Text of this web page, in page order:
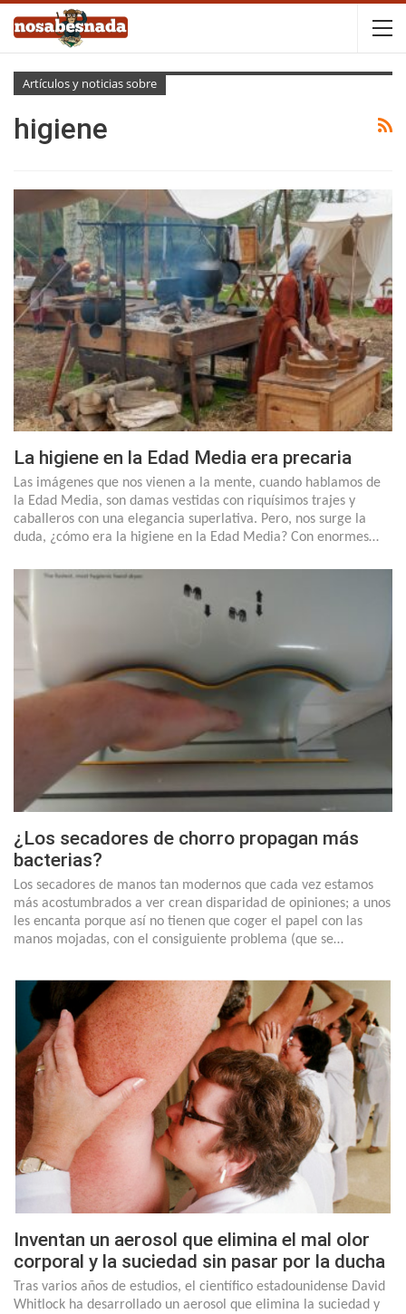
Artículos y noticias sobre
higiene
La higiene en la Edad Media era precaria
Las imágenes que nos vienen a la mente, cuando hablamos de
la Edad Media, son damas vestidas con riquísimos trajes y
caballeros con una elegancia superlativa. Pero, nos surge la
duda, ¿cómo era la higiene en la Edad Media? Con enormes…
¿Los secadores de chorro propagan más
bacterias?
Los secadores de manos tan modernos que cada vez estamos
más acostumbrados a ver crean disparidad de opiniones; a unos
les encanta porque así no tienen que coger el papel con las
manos mojadas, con el consiguiente problema (que se…
Inventan un aerosol que elimina el mal olor
corporal y la suciedad sin pasar por la ducha
Tras varios años de estudios, el científico estadounidense David
Whitlock ha desarrollado un aerosol que elimina la suciedad y